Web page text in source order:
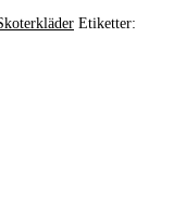
Etiketter: